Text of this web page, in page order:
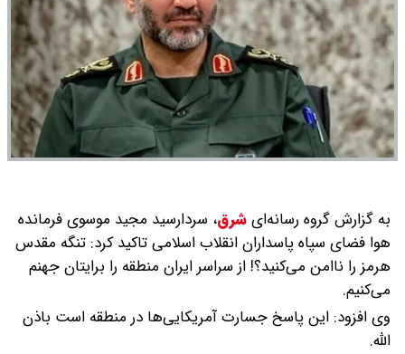
به گزارش گروه رسانه‌ایشرق، سردارسید مجید موسوی فرمانده
هوا فضای سپاه پاسداران انقلاب اسلامی تاکید کرد: تنگه مقدس
هرمز را ناامن می‌کنید؟! از سراسر ایران منطقه را برایتان جهنم
می‌کنیم.
وی افزود: این پاسخ جسارت آمریکایی‌ها در منطقه است باذن
الله.